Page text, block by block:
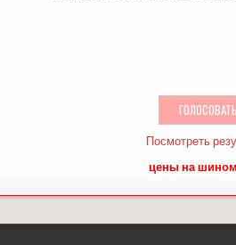
Посмотреть
цены на